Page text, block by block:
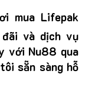
mua Lifepak
và dịch vụ
với Nu88 qua
sẵn sàng hỗ